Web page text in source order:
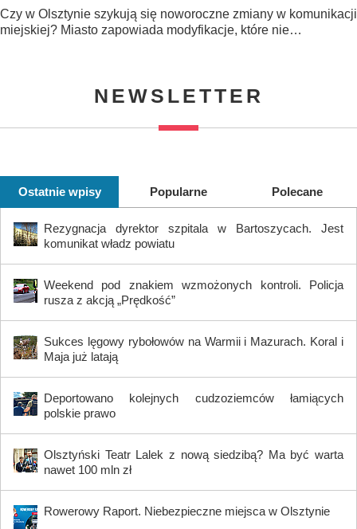
Czy w Olsztynie szykują się noworoczne zmiany w komunikacji
miejskiej? Miasto zapowiada modyfikacje, które nie…
NEWSLETTER
Ostatnie wpisy Popularne Polecane
Rezygnacja dyrektor szpitala w Bartoszycach. Jest
komunikat władz powiatu
Weekend pod znakiem wzmożonych kontroli. Policja
rusza z akcją „Prędkość”
Sukces lęgowy rybołowów na Warmii i Mazurach. Koral i
Maja już latają
Deportowano kolejnych cudzoziemców łamiących
polskie prawo
Olsztyński Teatr Lalek z nową siedzibą? Ma być warta
nawet 100 mln zł
Rowerowy Raport. Niebezpieczne miejsca w Olsztynie